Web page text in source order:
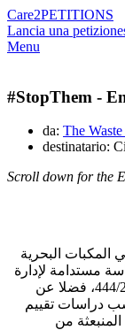
Care2PETITIONS
Lancia una petizione
Menu
#StopThem -
da: The
destinatario:
Scroll down for the
المكبات البحرية
مستدامة لإدارة
النفايات، وهي الآن تتجه في عجزها إلى أبعد من ذلك لتقرر توسيع المكبات البحرية وزيادة تلوث البحر. ومن الواضح أنها تنتهك القوانين والتشريعات الوطنية بما في ذلك قانون حماية البيئة 444/2002، فضلا عن
دراسات تقييم
من